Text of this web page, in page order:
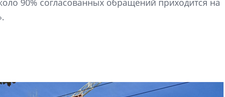
90% согласованных обращений приходится на